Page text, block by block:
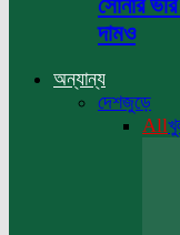
সোনার
দামও
অন্যান্য
দেশজুড়ে
All